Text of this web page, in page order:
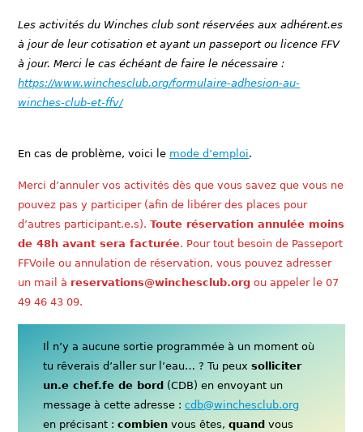
Les activités du Winches club sont réservées aux adhérent.es
à jour de leur cotisation et ayant un passeport ou licence FFV
à jour. Merci le cas échéant de faire le nécessaire :
https://www.winchesclub.org/formulaire-adhesion-au-
winches-club-et-ffv/
En cas de problème, voici le mode d’emploi.
Merci d’annuler vos activités dès que vous savez que vous ne
pouvez pas y participer (afin de libérer des places pour
d’autres participant.e.s).Toute réservation annulée moins
de 48h avant sera facturée. Pour tout besoin de Passeport
FFVoile ou annulation de réservation, vous pouvez adresser
un mail à reservations@winchesclub.org ou appeler le 07
49 46 43 09.
Il n’y a aucune sortie programmée à un moment où
tu rêverais d’aller sur l’eau… ? Tu peuxsolliciter
un.e chef.fe de bord (CDB) en envoyant un
message à cette adresse :cdb@winchesclub.org
en précisant :combien vous êtes,quand vous